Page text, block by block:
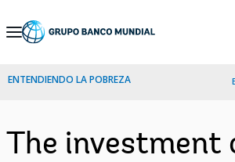
Skip
Navigation
ENTENDIENDO LA POBREZA
The investment